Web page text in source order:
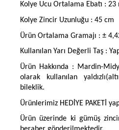
Kolye Ucu Ortalama Ebatı :
Kolye Zincir Uzunluğu : 45 cm
Ürün Ortalama Gramajı : ±
Kullanılan Yarı Değerli Taş :
Ürün Hakkında : Mardin-
olarak kullanılan
bileklik.
Ürünlerimiz HEDİYE PAKETİ
Ürün üzerinde ki gümüş